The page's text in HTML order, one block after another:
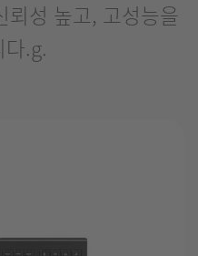
뢰성 높고, 고성능을
.g.